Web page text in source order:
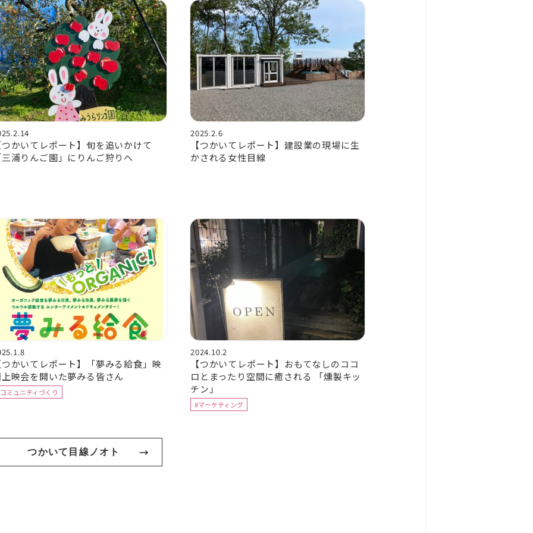
かいてレポート】旬を追いかけて
浦りんご園」にりんご狩りへ
2025.2.6
【つかいてレポート】建設業の現場に生
かされる女性目線
かいてレポート】「夢みる給食」映
映会を開いた夢みる皆さん
ミュニティづくり
2024.10.2
【つかいてレポート】おもてなしのココ
ロとまったり空間に癒される 「燻製キッ
チン」
#マーケティング
つかいて目線ノオト